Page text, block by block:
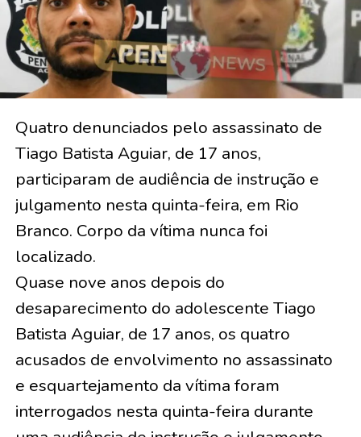
Quatro denunciados pelo assassinato de
Tiago Batista Aguiar, de 17 anos,
participaram de audiência de instrução e
julgamento nesta quinta-feira, em Rio
Branco. Corpo da vítima nunca foi
localizado.
Quase nove anos depois do
desaparecimento do adolescente Tiago
Batista Aguiar, de 17 anos, os quatro
acusados de envolvimento no assassinato
e esquartejamento da vítima foram
interrogados nesta quinta-feira durante